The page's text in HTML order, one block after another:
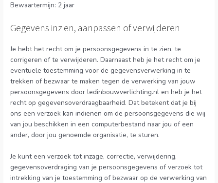
Bewaartermijn: 2 jaar
Gegevens inzien, aanpassen of verwijderen
Je hebt het recht om je persoonsgegevens in te zien, te
corrigeren of te verwijderen. Daarnaast heb je het recht om je
eventuele toestemming voor de gegevensverwerking in te
trekken of bezwaar te maken tegen de verwerking van jouw
persoonsgegevens door ledinbouwverlichting.nl en heb je het
recht op gegevensoverdraagbaarheid. Dat betekent dat je bij
ons een verzoek kan indienen om de persoonsgegevens die wij
van jou beschikken in een computerbestand naar jou of een
ander, door jou genoemde organisatie, te sturen.
Je kunt een verzoek tot inzage, correctie, verwijdering,
gegevensoverdraging van je persoonsgegevens of verzoek tot
intrekking van je toestemming of bezwaar op de verwerking van